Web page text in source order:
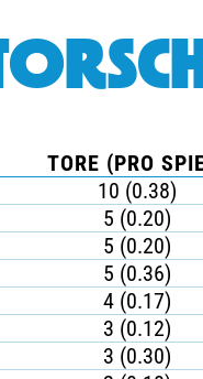
TORE (PRO
10 (0.38)
5 (0.20)
5 (0.20)
5 (0.36)
4 (0.17)
3 (0.12)
3 (0.30)